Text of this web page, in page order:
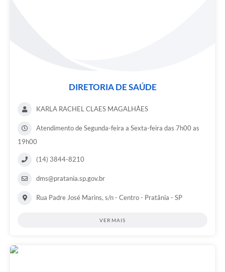
DIRETORIA DE SAÚDE
KARLA RACHEL CLAES MAGALHÃES
Atendimento de Segunda-feira a Sexta-feira das 7h00 as
19h00
(14) 3844-8210
dms@pratania.sp.gov.br
Rua Padre José Marins, s/n - Centro - Pratânia - SP
VER MAIS